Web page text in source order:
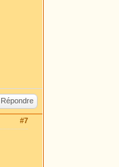
Répondre
#7